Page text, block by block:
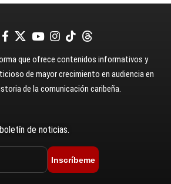
que ofrece contenidos informativos y
de mayor crecimiento en audiencia en
de la comunicación caribeña.
de noticias.
Inscríbeme